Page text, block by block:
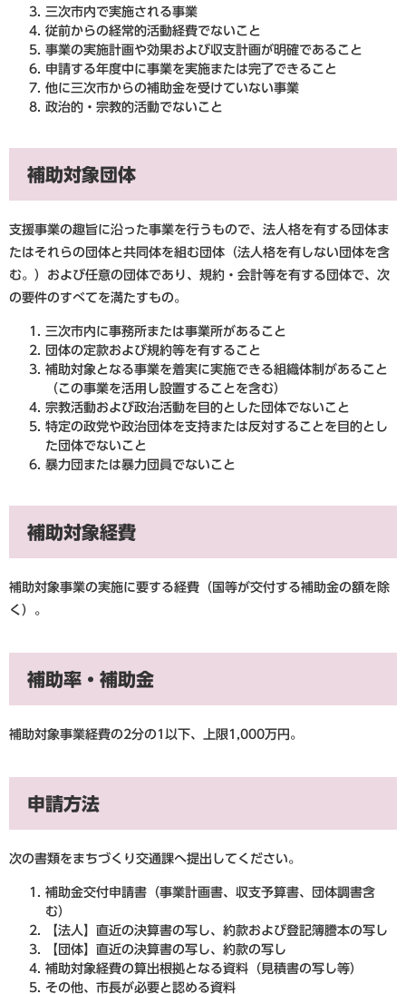
三次市内で実施される事業
従前からの経常的活動経費でないこと
事業の実施計画や効果および収支計画が明確であること
申請する年度中に事業を実施または完了できること
他に三次市からの補助金を受けていない事業
政治的・宗教的活動でないこと
補助対象団体
支援事業の趣旨に沿った事業を行うもので、法人格を有する団体ま
たはそれらの団体と共同体を組む団体（法人格を有しない団体を含
む。）および任意の団体であり、規約・会計等を有する団体で、次
の要件のすべてを満たすもの。
三次市内に事務所または事業所があること
団体の定款および規約等を有すること
補助対象となる事業を着実に実施できる組織体制があること
（この事業を活用し設置することを含む）
宗教活動および政治活動を目的とした団体でないこと
特定の政党や政治団体を支持または反対することを目的とし
た団体でないこと
暴力団または暴力団員でないこと
補助対象経費
補助対象事業の実施に要する経費（国等が交付する補助金の額を除
く）。
補助率・補助金
補助対象事業経費の2分の1以下、上限1,000万円。
申請方法
次の書類をまちづくり交通課へ提出してください。
補助金交付申請書（事業計画書、収支予算書、団体調書含
む）
【法人】直近の決算書の写し、約款および登記簿謄本の写し
【団体】直近の決算書の写し、約款の写し
補助対象経費の算出根拠となる資料（見積書の写し等）
その他、市長が必要と認める資料